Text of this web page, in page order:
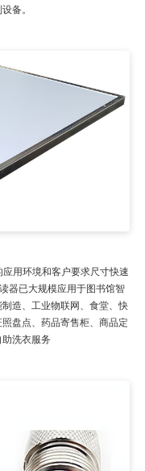
备。
用环境和客户要求尺寸快速
器已大规模应用于图书馆智
造、工业物联网、食堂、快
盘点、药品寄售柜、商品定
洗衣服务